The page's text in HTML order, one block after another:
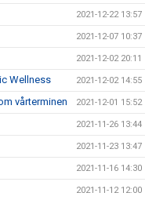
2021-12-22 13:57
2021-12-07 10:37
2021-12-02 20:11
Wellness 2021-12-02 14:55
vårterminen 2021-12-01 15:52
2021-11-26 13:44
2021-11-23 13:47
2021-11-16 14:30
2021-11-12 12:00